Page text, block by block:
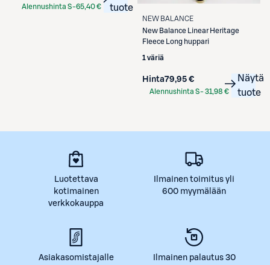
Alennushinta S-65,40 €
tuote
NEW BALANCE
New Balance
Linear Heritage
Fleece Long huppari
1 väriä
Hinta79,95 €
Alennushinta S-31,98 €
Näytä
tuote
Luotettava
kotimainen
verkkokauppa
Ilmainen toimitus yli
600 myymälään
Asiakasomistajalle
Ilmainen palautus 30